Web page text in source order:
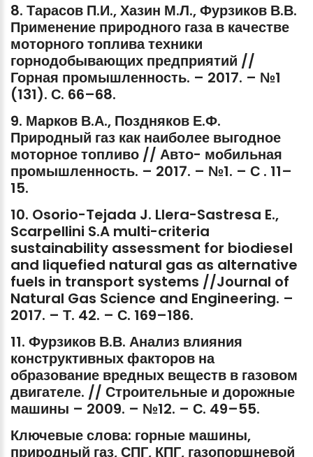
8. Тарасов П.И.,Хазин М.Л.,Фурзиков В.В.
Применение природного газа в качестве
моторноготопливатехники
горнодобывающих предприятий //
Горная промышленность. – 2017. – №1
(131). С. 66–68.
9. Марков В.А., Поздняков Е.Ф.
Природный газ как наиболее выгодное
моторноетопливо // Авто- мобильная
промышленность. – 2017. – №1. – С . 11–
15.
10. Osorio-Tejada J. Llera-Sastresa E.,
Scarpellini S.A multi-criteria
sustainability assessment for biodiesel
and liquefied natural gas as alternative
fuels in transport systems //Journal of
Natural Gas Science and Engineering. –
2017. – Т. 42. – С. 169–186.
11. Фурзиков В.В. Анализ влияния
конструктивныхфакторов на
образование вредных веществ в газовом
двигателе. // Строительные и дорожные
машины – 2009. – №12. – С. 49–55.
Ключевыеслова: горные машины,
природный газ,СПГ, КПГ, газопоршневой